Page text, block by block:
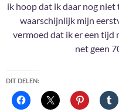
ik hoop dat ik daar nog
waarschijnlijk mijn
vermoed dat ik er een tijd
net geen
DIT DELEN: